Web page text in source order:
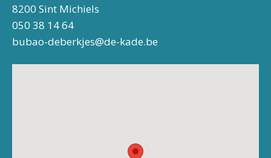
8200 Sint Michiels
050 38 14 64
bubao-deberkjes@de-kade.be